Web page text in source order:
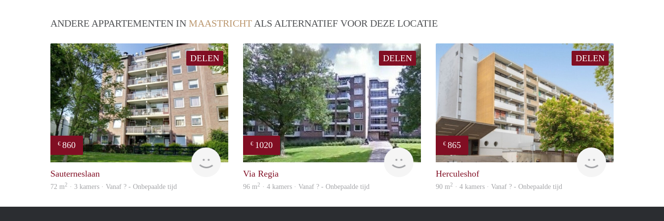
ANDERE APPARTEMENTEN IN MAASTRICHT ALS ALTERNATIEF VOOR DEZE LOCATIE
DELEN
€ 860
Woning
Sauterneslaan
72 m2 · 3 kamers · Vanaf ? - Onbepaalde tijd
DELEN
€ 1020
finder
Via Regia
96 m2 · 4 kamers · Vanaf ? - Onbepaalde tijd
DELEN
€ 865
Woning
Herculeshof
90 m2 · 4 kamers · Vanaf ? - Onbepaalde tijd